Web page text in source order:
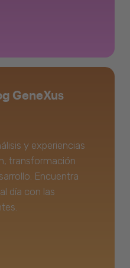
GeneXus
y experiencias
transformación
Encuentra
día con las